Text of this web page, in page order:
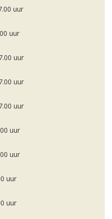
uur
uur
uur
uur
uur
uur
uur
uur
uur